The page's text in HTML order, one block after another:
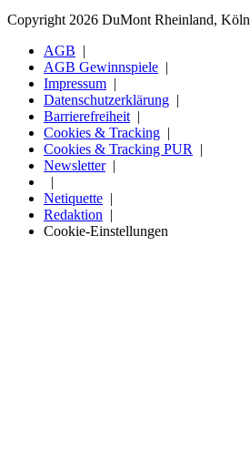
Copyright 2026 DuMont Rheinland, Köln
AGB
AGB Gewinnspiele
Impressum
Datenschutzerklärung
Barrierefreiheit
Cookies & Tracking
Cookies & Tracking PUR
Newsletter
Netiquette
Redaktion
Cookie-Einstellungen